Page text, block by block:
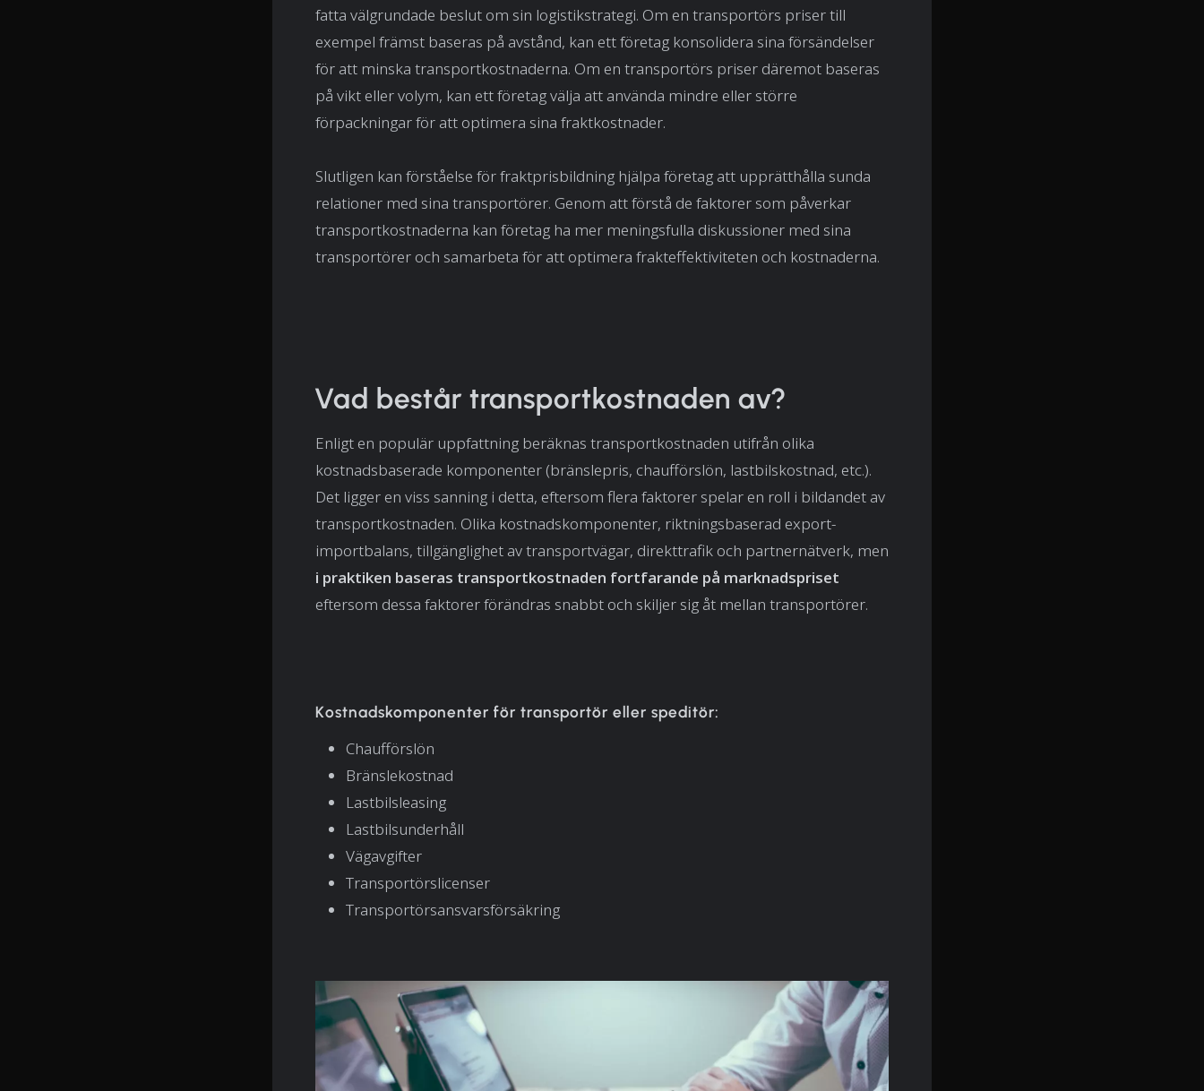
fatta välgrundade beslut om sin logistikstrategi. Om en transportörs priser till
exempel främst baseras på avstånd, kan ett företag konsolidera sina försändelser
för att minska transportkostnaderna. Om en transportörs priser däremot baseras
på vikt eller volym, kan ett företag välja att använda mindre eller större
förpackningar för att optimera sina fraktkostnader.
Slutligen kan förståelse för fraktprisbildning hjälpa företag att upprätthålla sunda
relationer med sina transportörer. Genom att förstå de faktorer som påverkar
transportkostnaderna kan företag ha mer meningsfulla diskussioner med sina
transportörer och samarbeta för att optimera frakteffektiviteten och kostnaderna.
Vad består transportkostnaden av?
Enligt en populär uppfattning beräknas transportkostnaden utifrån olika
kostnadsbaserade komponenter (bränslepris, chaufförslön, lastbilskostnad, etc.).
Det ligger en viss sanning i detta, eftersom flera faktorer spelar en roll i bildandet av
transportkostnaden. Olika kostnadskomponenter, riktningsbaserad export-
importbalans, tillgänglighet av transportvägar, direkttrafik och partnernätverk, men
i praktiken baseras transportkostnaden fortfarande på marknadspriset
eftersom dessa faktorer förändras snabbt och skiljer sig åt mellan transportörer.
Kostnadskomponenter för transportör eller speditör:
Chaufförslön
Bränslekostnad
Lastbilsleasing
Lastbilsunderhåll
Vägavgifter
Transportörslicenser
Transportörsansvarsförsäkring